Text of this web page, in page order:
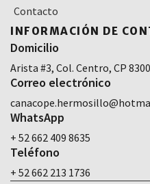
Contacto
INFORMACIÓN DE
Domicilio
Arista #3, Col. Centro, CP
Correo electrónico
WhatsApp
+ 52 662 409 8635
Teléfono
+ 52 662 213 1736